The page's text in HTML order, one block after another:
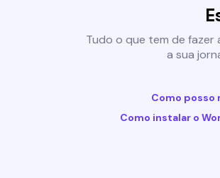
Tudo o que tem de fazer
a sua
Como posso
Como instalar o